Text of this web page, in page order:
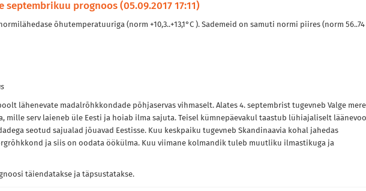
septembrikuu prognoos (05.09.2017 17:11)
õhutemperatuuriga (norm +10,3..+13,1°C ). Sademeid on samuti normi piires (norm 56..74
lähenevate madalrõhkkondade põhjaservas vihmaselt. Alates 4. septembrist tugevneb Valge mere
mille serv laieneb üle Eesti ja hoiab ilma sajuta. Teisel kümnepäevakul taastub lühiajaliselt
seotud sajualad jõuavad Eestisse. Kuu keskpaiku tugevneb Skandinaavia kohal jahedas
ja siis on oodata öökülma. Kuu viimane kolmandik tuleb muutliku ilmastikuga ja
täiendatakse ja täpsustatakse.